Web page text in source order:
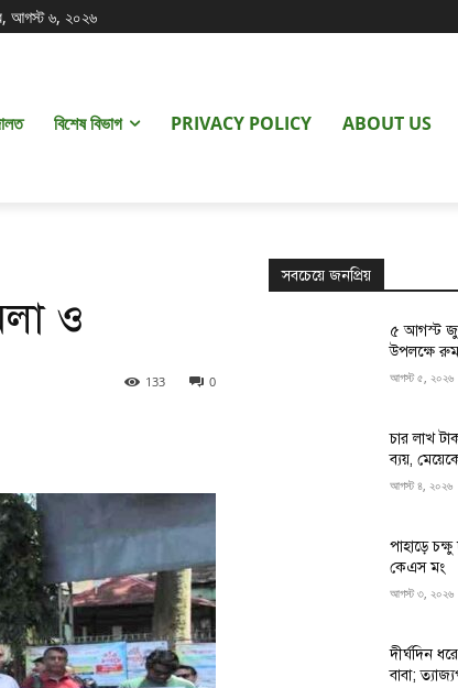
আগস্ট ৬, ২০২৬
বিশেষ বিভাগ PRIVACY POLICY ABOUT US
ও
0
133
সবচেয়ে জনপ্রিয়
৫ আগস্ট
উপলক্ষে
আগস্ট ৫, ২০২৬
চার লাখ
ব্যয়,
আগস্ট ৪, ২০২৬
পাহাড়ে
কেএস মং
আগস্ট ৩, ২০২৬
দীর্ঘদিন
বাবা;